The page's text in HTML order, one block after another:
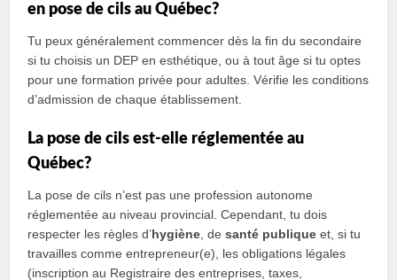
en pose de cils au Québec?
Tu peux généralement commencer dès la fin du secondaire
si tu choisis un DEP en esthétique, ou à tout âge si tu optes
pour une formation privée pour adultes. Vérifie les conditions
d’admission de chaque établissement.
La pose de cils est-elle réglementée au
Québec?
La pose de cils n’est pas une profession autonome
réglementée au niveau provincial. Cependant, tu dois
respecter les règles d’hygiène , desanté publique et, si tu
travailles comme entrepreneur(e), les obligations légales
(inscription au Registraire des entreprises, taxes,